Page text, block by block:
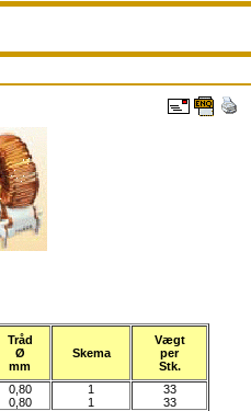
Tråd
Ø
mm
Skema
Vægt
per
Stk.
0,80
0,80
1
1
33
33